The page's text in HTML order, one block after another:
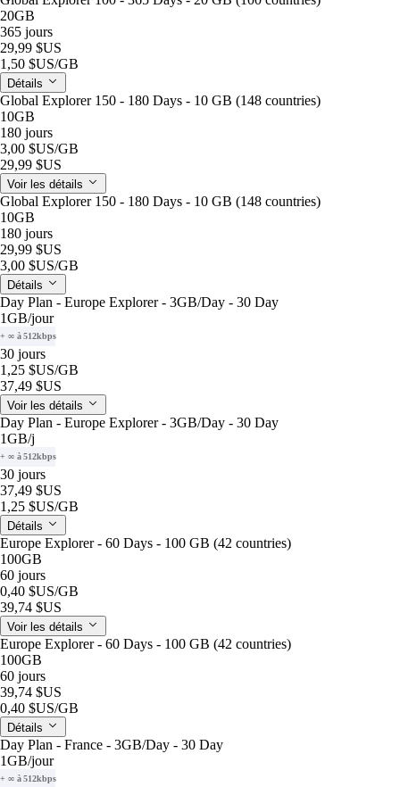
20GB
365 jours
29,99 $US
1,50 $US/GB
Détails
Global Explorer 150 - 180 Days - 10 GB (148 countries)
10GB
180 jours
3,00 $US/GB
29,99 $US
Voir les détails
Global Explorer 150 - 180 Days - 10 GB (148 countries)
10GB
180 jours
29,99 $US
3,00 $US/GB
Détails
Day Plan - Europe Explorer - 3GB/Day - 30 Day
1GB/jour
+ ∞ à 512kbps
30 jours
1,25 $US/GB
37,49 $US
Voir les détails
Day Plan - Europe Explorer - 3GB/Day - 30 Day
1GB/j
+ ∞ à 512kbps
30 jours
37,49 $US
1,25 $US/GB
Détails
Europe Explorer - 60 Days - 100 GB (42 countries)
100GB
60 jours
0,40 $US/GB
39,74 $US
Voir les détails
Europe Explorer - 60 Days - 100 GB (42 countries)
100GB
60 jours
39,74 $US
0,40 $US/GB
Détails
Day Plan - France - 3GB/Day - 30 Day
1GB/jour
+ ∞ à 512kbps